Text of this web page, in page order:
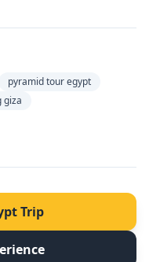
pyramid tour egypt
giza
Trip